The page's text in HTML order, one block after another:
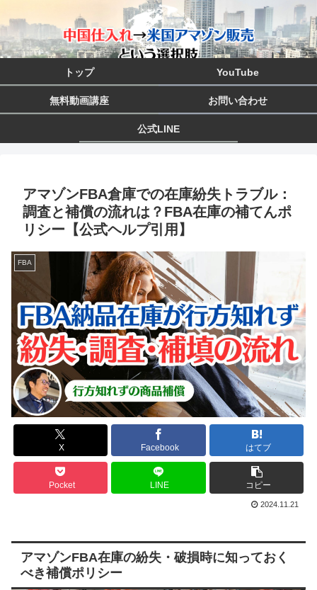
トップ YouTube
無料動画講座 お問い合わせ
公式LINE
アマゾンFBA倉庫での在庫紛失トラブル：
調査と補償の流れは？FBA在庫の補てんポ
リシー【公式ヘルプ引用】
FBA
X Facebook はてブ
Pocket LINE コピー
2024.11.21
アマゾンFBA在庫の紛失・破損時に知っておく
べき補償ポリシー